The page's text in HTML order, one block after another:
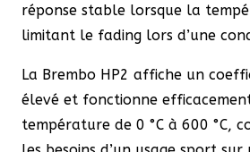
réponse stable lorsque la
limitant le fading lors d’une
La Brembo HP2 affiche un
élevé et fonctionne
température de 0 °C à 600 °C,